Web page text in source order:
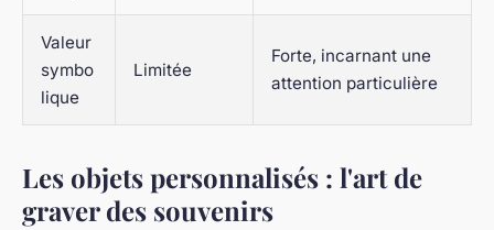
Valeur
symbo
lique
Limitée
Forte, incarnant une
attention particulière
Les objets personnalisés : l'art de
graver des souvenirs